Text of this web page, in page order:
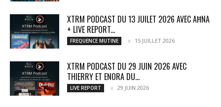
XTRM PODCAST DU 13 JUILET 2026 AVEC AĦNA
+ LIVE REPORT...
FREQUENCE MUTINE 15 JUILLET 2026
XTRM PODCAST DU 29 JUIN 2026 AVEC
THIERRY ET ENORA DU...
LIVE REPORT 29 JUIN 2026